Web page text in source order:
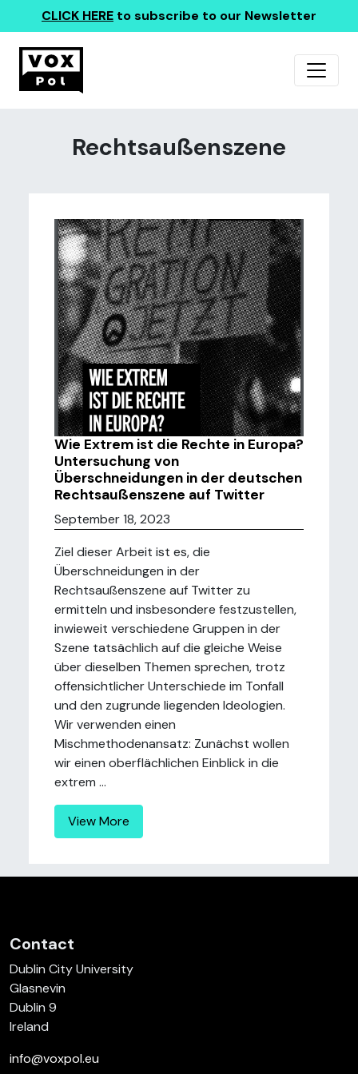
CLICK HERE to subscribe to our Newsletter
Rechtsaußenszene
Wie Extrem ist die Rechte in Europa?
Untersuchung von
Überschneidungen in der deutschen
Rechtsaußenszene auf Twitter
September 18, 2023
Ziel dieser Arbeit ist es, die
Überschneidungen in der
Rechtsaußenszene auf Twitter zu
ermitteln und insbesondere festzustellen,
inwieweit verschiedene Gruppen in der
Szene tatsächlich auf die gleiche Weise
über dieselben Themen sprechen, trotz
offensichtlicher Unterschiede im Tonfall
und den zugrunde liegenden Ideologien.
Wir verwenden einen
Mischmethodenansatz: Zunächst wollen
wir einen oberflächlichen Einblick in die
extrem ...
View More
Contact
Dublin City University
Glasnevin
Dublin 9
Ireland
info@voxpol.eu